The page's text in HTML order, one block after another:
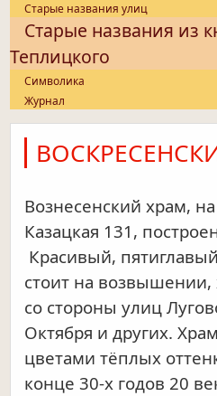
Старые названия улиц
Старые названия из
Теплицкого
Символика
Журнал
Вознесенский храм,
Казацкая 131,
Красивый,
стоит на возвышении,
со стороны улиц
Октября и других.
цветамитёплых
конце 30-х годов 20